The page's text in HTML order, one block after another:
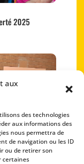
aux
des technologies
aux informations des
nous permettra de
de navigation ou les ID
ou de retirer son
certaines
2025